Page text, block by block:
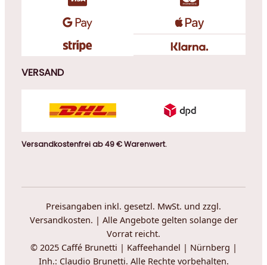
VERSAND
Versandkostenfrei ab 49 € Warenwert.
Preisangaben inkl. gesetzl. MwSt. und zzgl.
Versandkosten. | Alle Angebote gelten solange der
Vorrat reicht.
© 2025 Caffé Brunetti | Kaffeehandel | Nürnberg |
Inh.: Claudio Brunetti. Alle Rechte vorbehalten.